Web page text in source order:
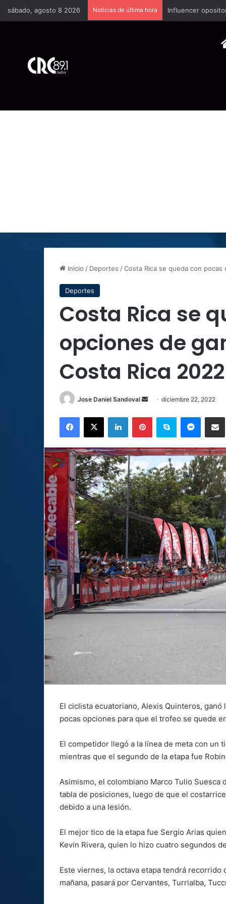
sábado, agosto 8 2026 Noticias de última hora Industria plástica
Inicio / Deportes /Costa Rica se queda con
Deportes
Costa Rica se
opciones de
Costa Rica 2022
Jose Daniel Sandoval
Senddiciembre 22, 2022
Facebook
X LinkedInPinterestSkype
El ciclista ecuatoriano, Alexis Quinteros,
pocas opciones para que el trofeo se quede
El competidor llegó a la línea de meta con un
mientras que el segundo de la etapa fue
Asimismo, el colombiano Marco Tulio
tabla de posiciones, luego de que el
debido a una lesión.
El mejor tico de la etapa fue Sergio Arias
Kevin Rivera, quien lo hizo cuatro segundos
Este viernes, la octava etapa tendrá
mañana, pasará por Cervantes, Turrialba,